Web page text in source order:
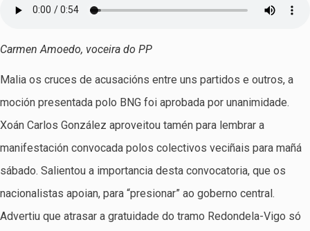
Carmen Amoedo, voceira do PP
Malia os cruces de acusacións entre uns partidos e outros, a
moción presentada polo BNG foi aprobada por unanimidade.
Xoán Carlos González aproveitou tamén para lembrar a
manifestación convocada polos colectivos veciñais para mañá
sábado. Salientou a importancia desta convocatoria, que os
nacionalistas apoian, para “presionar” ao goberno central.
Advertiu que atrasar a gratuidade do tramo Redondela-Vigo só